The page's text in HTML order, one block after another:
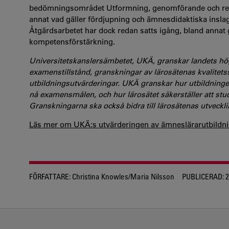
bedömningsområdet Utformning, genomförande och
annat vad gäller fördjupning och ämnesdidaktiska
Åtgärdsarbetet har dock redan satts igång, bland
kompetensförstärkning.
Universitetskanslersämbetet, UKÄ, granskar landets
examenstillstånd, granskningar av lärosätenas
utbildningsutvärderingar. UKÄ granskar hur
nå examensmålen, och hur lärosätet säkerställer att
Granskningarna ska också bidra till lärosätenas
Läs mer om UKÄ:s utvärderingen av
FÖRFATTARE: Christina Knowles/Maria Nilsson PUBLICERAD: